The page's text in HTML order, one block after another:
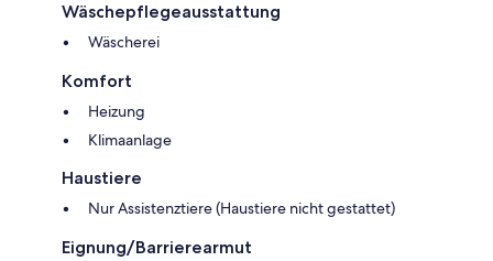
Wäschepflegeausstattung
Wäscherei
Komfort
Heizung
Klimaanlage
Haustiere
Nur Assistenztiere (Haustiere nicht gestattet)
Eignung/Barrierearmut